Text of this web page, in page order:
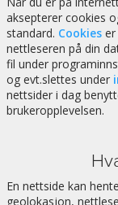
aksepterer cookies
standard. Cookies
nettleseren på din
fil under
og evt.slettes under
nettsider i dag
brukeropplevelsen.
En nettside kan
geolokasjon,